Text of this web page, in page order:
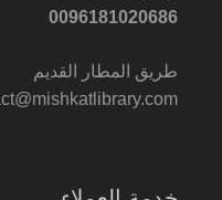
0096181020686
طريق المطار القديم